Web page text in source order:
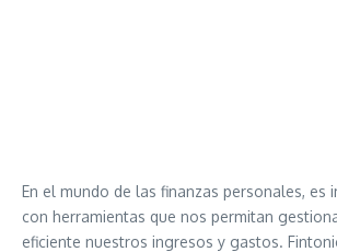
En el mundo de las finanzas personales, es
con herramientas que nos permitan
eficiente nuestros ingresos y gastos.